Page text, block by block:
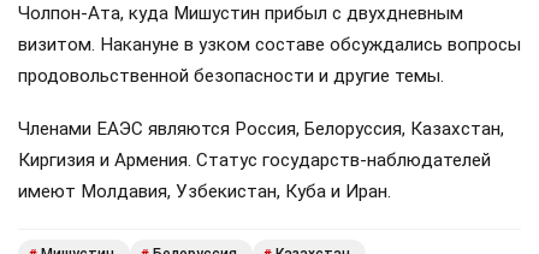
Чолпон-Ата, куда Мишустин прибыл с двухдневным
визитом. Накануне в узком составе обсуждались вопросы
продовольственной безопасности и другие темы.
Членами ЕАЭС являются Россия, Белоруссия, Казахстан,
Киргизия и Армения. Статус государств-наблюдателей
имеют Молдавия, Узбекистан, Куба и Иран.